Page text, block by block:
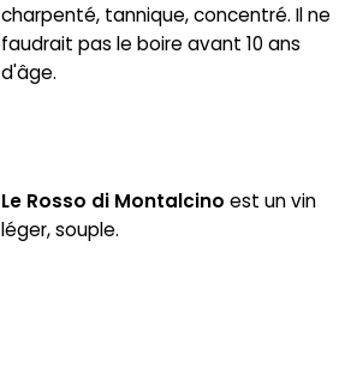
charpenté, tannique, concentré. Il ne
faudrait pas le boire avant 10 ans
d'âge.
Le Rosso di Montalcino est un vin
léger, souple.